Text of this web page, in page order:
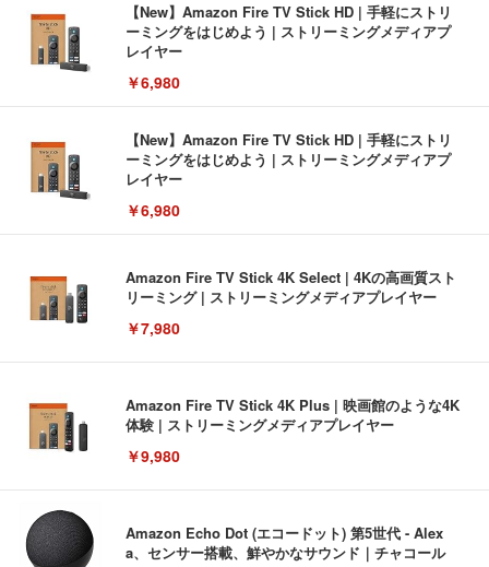
【New】Amazon Fire TV Stick HD | 手軽にストリ
ーミングをはじめよう | ストリーミングメディアプ
レイヤー
￥6,980
【New】Amazon Fire TV Stick HD | 手軽にストリ
ーミングをはじめよう | ストリーミングメディアプ
レイヤー
￥6,980
Amazon Fire TV Stick 4K Select | 4Kの高画質スト
リーミング | ストリーミングメディアプレイヤー
￥7,980
Amazon Fire TV Stick 4K Plus | 映画館のような4K
体験 | ストリーミングメディアプレイヤー
￥9,980
Amazon Echo Dot (エコードット) 第5世代 - Alex
a、センサー搭載、鮮やかなサウンド｜チャコール